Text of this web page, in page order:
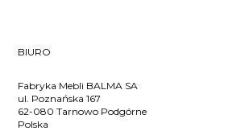
BIURO
Fabryka Mebli BALMA SA
ul. Poznańska 167
62-080 Tarnowo Podgórne
Polska